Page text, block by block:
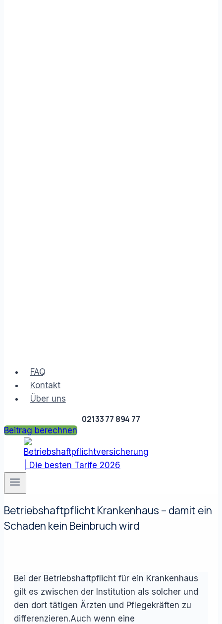
FAQ
Kontakt
Über uns
02133 77 894 77
Beitrag berechnen
Betriebshaftpflicht Krankenhaus – damit ein
Schaden kein Beinbruch wird
Bei der Betriebshaftpflicht für ein Krankenhaus
gilt es zwischen der Institution als solcher und
den dort tätigen Ärzten und Pflegekräften zu
differenzieren.Auch wenn eine